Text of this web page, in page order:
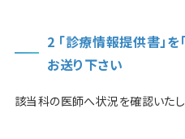
2 「診療情報提供書」
お送り下さい
該当科の医師へ状況を確認いたし